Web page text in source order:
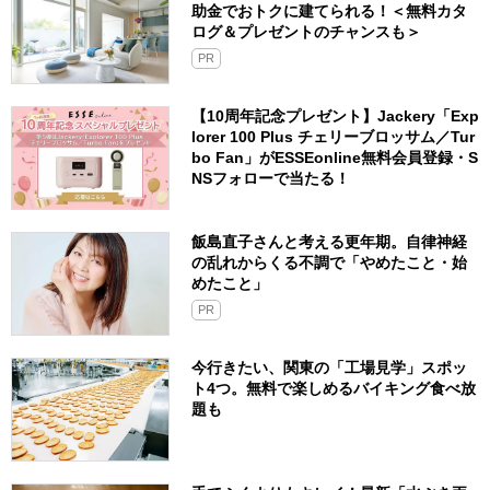
助金でおトクに建てられる！＜無料カタ
ログ＆プレゼントのチャンスも＞
PR
【10周年記念プレゼント】Jackery「Exp
lorer 100 Plus チェリーブロッサム／Tur
bo Fan」がESSEonline無料会員登録・S
NSフォローで当たる！
飯島直子さんと考える更年期。自律神経
の乱れからくる不調で「やめたこと・始
めたこと」
PR
今行きたい、関東の「工場見学」スポッ
ト4つ。無料で楽しめるバイキング食べ放
題も